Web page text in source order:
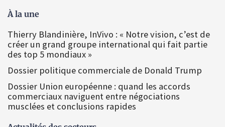
À la une
Thierry Blandinière, InVivo : « Notre vision, c’est de
créer un grand groupe international qui fait partie
des top 5 mondiaux »
Dossier politique commerciale de Donald Trump
Dossier Union européenne : quand les accords
commerciaux naviguent entre négociations
musclées et conclusions rapides